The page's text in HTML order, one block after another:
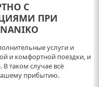
С
ПРИ
услуги и
и комфортной поездки, и
таком случае всё
прибытию.